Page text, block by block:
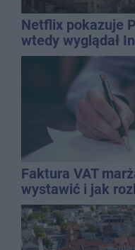
Netflix pokazuje
wtedy wyglądał
Faktura VAT
wystawić i jak